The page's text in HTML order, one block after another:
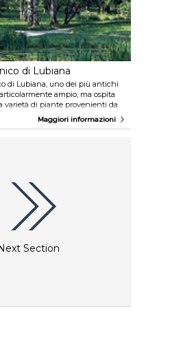
di Lubiana
di Lubiana, uno dei più antichi
ampio, ma ospita
varietà di piante provenienti da
La serra tropicale custodisce
originarie delle foreste
Maggiori informazioni
Section